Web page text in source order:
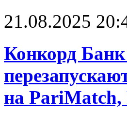
21.08.2025
Конкорд
на